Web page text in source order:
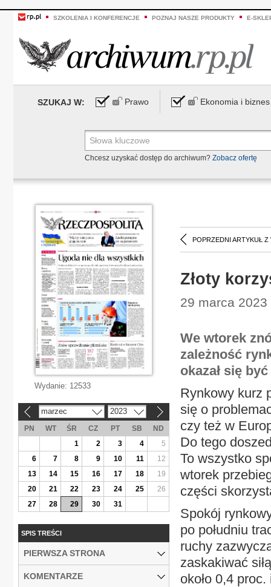
SZKOLENIA I KONFERENCJE POZNAJ NASZE PRODUKTY E-
SZUKAJ W: Prawo Ekonomia i biznes
Chcesz uzyskać dostęp do archiwum? Zobacz ofertę
POPRZEDNI ARTYKUŁ Z
Złoty
29 marca 2023
We wtorek
zależność
okazał się
Rynkowy kurz
się o
czy też w
Do tego
To wszystko
wtorek
części
Spokój
po południu
ruchy
zaskakiwać
około 0,4
Wydanie: 12533
marzec 2023
PN WT ŚR CZ PT SB
ND
1
2 3 4
5
6
7 8 9 10 11
12
13
14 15 16 17 18
19
20
21 22 23 24 25
26
27
28 29 30 31
SPIS TREŚCI
PIERWSZA STRONA
KOMENTARZE